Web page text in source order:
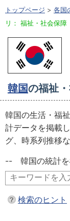
トップページ > 各国
リ： 福祉・社会保障
韓国の福祉
韓国の生活・福
計データを掲載
グ、時系列推移
-- 韓国の統計
検索のヒント